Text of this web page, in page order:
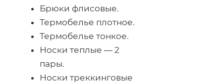
Брюки флисовые.
Термобелье плотное.
Термобелье тонкое.
Носки теплые — 2
пары.
Носки треккинговые